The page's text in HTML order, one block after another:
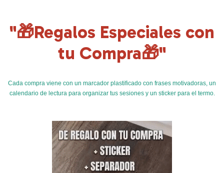
"🎁Regalos Especiales con
tu Compra🎁"
Cada compra viene con un marcador plastificado con frases motivadoras, un
calendario de lectura para organizar tus sesiones y un sticker para el termo.